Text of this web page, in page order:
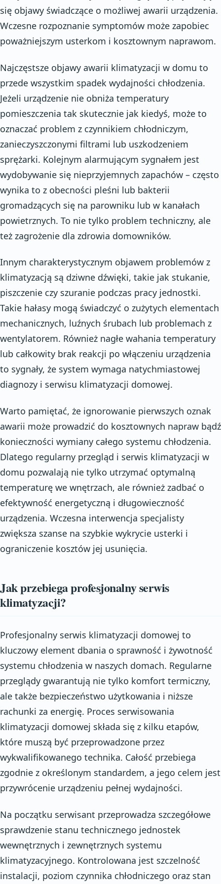
się objawy świadczące o możliwej awarii urządzenia.
Wczesne rozpoznanie symptomów może zapobiec
poważniejszym usterkom i kosztownym naprawom.
Najczęstsze objawy awarii klimatyzacji w domu to
przede wszystkim spadek wydajności chłodzenia.
Jeżeli urządzenie nie obniża temperatury
pomieszczenia tak skutecznie jak kiedyś, może to
oznaczać problem z czynnikiem chłodniczym,
zanieczyszczonymi filtrami lub uszkodzeniem
sprężarki. Kolejnym alarmującym sygnałem jest
wydobywanie się nieprzyjemnych zapachów – często
wynika to z obecności pleśni lub bakterii
gromadzących się na parowniku lub w kanałach
powietrznych. To nie tylko problem techniczny, ale
też zagrożenie dla zdrowia domowników.
Innym charakterystycznym objawem problemów z
klimatyzacją są dziwne dźwięki, takie jak stukanie,
piszczenie czy szuranie podczas pracy jednostki.
Takie hałasy mogą świadczyć o zużytych elementach
mechanicznych, luźnych śrubach lub problemach z
wentylatorem. Również nagłe wahania temperatury
lub całkowity brak reakcji po włączeniu urządzenia
to sygnały, że system wymaga natychmiastowej
diagnozy i serwisu klimatyzacji domowej.
Warto pamiętać, że ignorowanie pierwszych oznak
awarii może prowadzić do kosztownych napraw bądź
konieczności wymiany całego systemu chłodzenia.
Dlatego regularny przegląd i serwis klimatyzacji w
domu pozwalają nie tylko utrzymać optymalną
temperaturę we wnętrzach, ale również zadbać o
efektywność energetyczną i długowieczność
urządzenia. Wczesna interwencja specjalisty
zwiększa szanse na szybkie wykrycie usterki i
ograniczenie kosztów jej usunięcia.
Jak przebiega profesjonalny serwis
klimatyzacji?
Profesjonalny serwis klimatyzacji domowej to
kluczowy element dbania o sprawność i żywotność
systemu chłodzenia w naszych domach. Regularne
przeglądy gwarantują nie tylko komfort termiczny,
ale także bezpieczeństwo użytkowania i niższe
rachunki za energię. Proces serwisowania
klimatyzacji domowej składa się z kilku etapów,
które muszą być przeprowadzone przez
wykwalifikowanego technika. Całość przebiega
zgodnie z określonym standardem, a jego celem jest
przywrócenie urządzeniu pełnej wydajności.
Na początku serwisant przeprowadza szczegółowe
sprawdzenie stanu technicznego jednostek
wewnętrznych i zewnętrznych systemu
klimatyzacyjnego. Kontrolowana jest szczelność
instalacji, poziom czynnika chłodniczego oraz stan